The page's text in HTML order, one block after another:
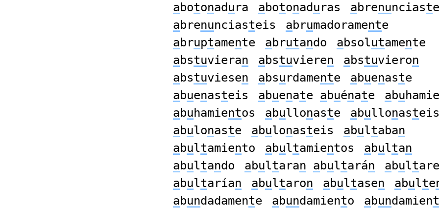
abotonad ura abotonad uras abrenunciaste
abrenunciasteis abrumadoramente
abruptamente abrutando absolutamente
abstuvieran abstuvieren abstuvieron
abstuviesen absurdamente abuenaste
abuenasteis abuenate abuénate abuhamie
abuhamientos abullonaste abullonasteis
abulonaste abulonasteis abultaban
abultamiento abultamientos abultan
abultando abultaran abultarán abultare
abultarían abultaron abultasen abulte
abundadamente abundamiento abundamient